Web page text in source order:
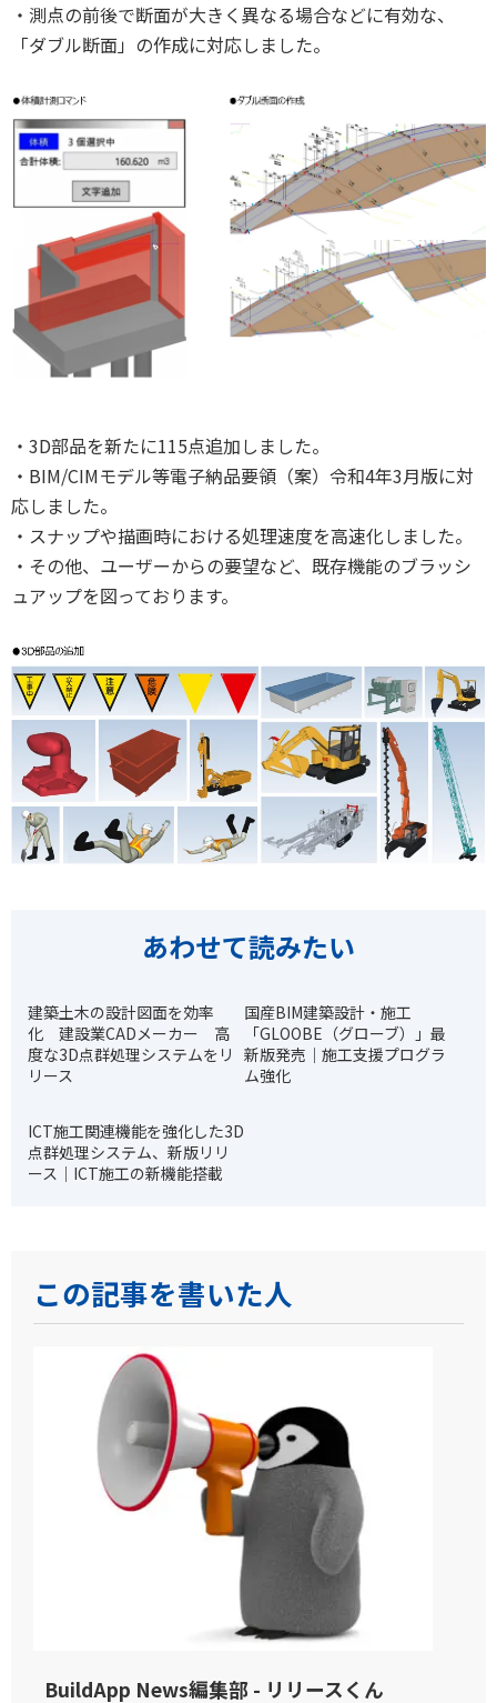
・測点の前後で断面が大きく異なる場合などに有効な、
「ダブル断面」の作成に対応しました。
・3D部品を新たに115点追加しました。
・BIM/CIMモデル等電子納品要領（案）令和4年3月版に対
応しました。
・スナップや描画時における処理速度を高速化しました。
・その他、ユーザーからの要望など、既存機能のブラッシ
ュアップを図っております。
あわせて読みたい
建築土木の設計図面を効率
化 建設業CADメーカー 高
度な3D点群処理システムをリ
リース
国産BIM建築設計・施工
「GLOOBE（グローブ）」最
新版発売｜施工支援プログラ
ム強化
ICT施工関連機能を強化した3D
点群処理システム、新版リリ
ース｜ICT施工の新機能搭載
この記事を書いた人
BuildApp News編集部 - リリースくん